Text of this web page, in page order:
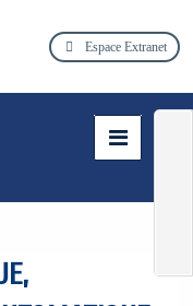
Espace Extranet